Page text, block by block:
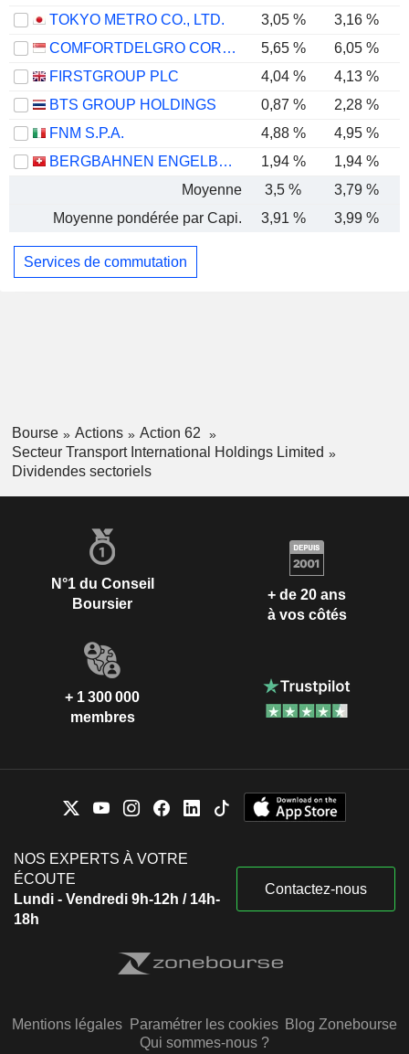
TOKYO METRO CO., LTD.
3,05 % 3,16 %
COMFORTDELGRO CORPORATION LIMITED
5,65 % 6,05 %
FIRSTGROUP PLC
4,04 %
4,13 %
BTS GROUP HOLDINGS
0,87 % 2,28 %
FNM S.P.A.
4,88 %
4,95 %
BERGBAHNEN ENGELBERG-TRÜBSEE-TITLIS AG
1,94 %
1,94 %
Moyenne
3,5 %
3,79 %
Moyenne pondérée par Capi.
3,91 % 3,99 %
Services de commutation
Bourse Actions
Action 62
Secteur Transport International Holdings Limited
Dividendes sectoriels
N°1 du Conseil
Boursier
+ de 20 ans
à vos côtés
+ 1 300 000
membres
NOS EXPERTS À VOTRE
ÉCOUTE
Lundi - Vendredi 9h-12h / 14h-
18h
Contactez-nous
Mentions légales Paramétrer les cookies Blog Zonebourse
Qui sommes-nous ?